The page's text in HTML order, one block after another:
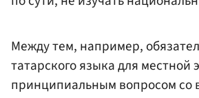
Между тем, например,
татарского языка для местной
принципиальным вопросом со